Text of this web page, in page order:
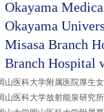
Okayama
Okayama
Misasa Branch
Branch Hospital
山医科大学附属医院厚生
山医科大学放射能泉研究